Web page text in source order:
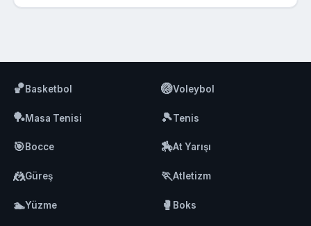
🏀Basketbol 🏐Voleybol
🏓Masa Tenisi 🎾Tenis
🎯Bocce 🏇At Yarışı
🤼Güreş 🏃Atletizm
🏊Yüzme 🥊 Boks